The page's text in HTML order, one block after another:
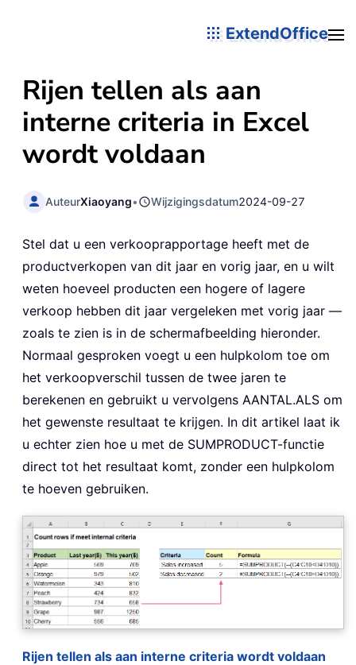
ExtendOffice
Rijen tellen als aan
interne criteria in Excel
wordt voldaan
AuteurXiaoyang• Wijzigingsdatum2024-09-27
Stel dat u een verkooprapportage heeft met de
productverkopen van dit jaar en vorig jaar, en u wilt
weten hoeveel producten een hogere of lagere
verkoop hebben dit jaar vergeleken met vorig jaar —
zoals te zien is in de schermafbeelding hieronder.
Normaal gesproken voegt u een hulpkolom toe om
het verkoopverschil tussen de twee jaren te
berekenen en gebruikt u vervolgens AANTAL.ALS om
het gewenste resultaat te krijgen. In dit artikel laat ik
u echter zien hoe u met de SUMPRODUCT-functie
direct tot het resultaat komt, zonder een hulpkolom
te hoeven gebruiken.
Rijen tellen als aan interne criteria wordt voldaan